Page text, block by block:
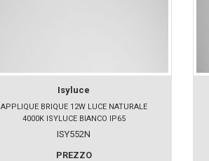
Isyluce
APPLIQUE BRIQUE 12W LUCE NATURALE
4000K ISYLUCE BIANCO IP65
ISY552N
PREZZO